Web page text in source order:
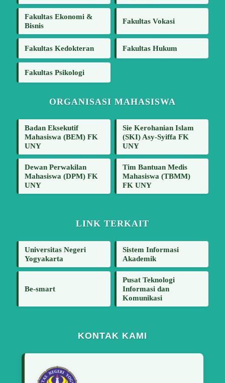
Fakultas Ekonomi &
Bisnis
Fakultas Vokasi
Fakultas Kedokteran Fakultas Hukum
Fakultas Psikologi
ORGANISASI MAHASISWA
Badan Eksekutif
Mahasiswa (BEM) FK
UNY
Sie Kerohanian Islam
(SKI) Asy-Syiffa FK
UNY
Dewan Perwakilan
Mahasiswa (DPM) FK
UNY
Tim Bantuan Medis
Mahasiswa (TBMM)
FK UNY
LINK TERKAIT
Universitas Negeri
Yogyakarta
Sistem Informasi
Akademik
Be-smart
Pusat Teknologi
Informasi dan
Komunikasi
KONTAK KAMI